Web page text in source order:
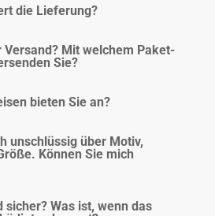
die Lieferung?
Versand? Mit welchem Paket-
Sie?
bieten Sie an?
unschlüssig über Motiv,
Können Sie mich
sicher? Was ist, wenn das